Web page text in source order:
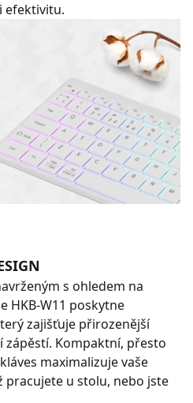
efektivitu.
s ohledem na
HKB-W11 poskytne
zajišťuje přirozenější
zápěstí. Kompaktní, přesto
maximalizuje vaše
pracujete u stolu, nebo jste